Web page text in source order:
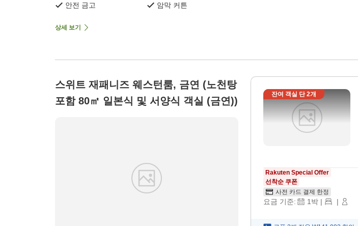
안전 금고
암막 커튼
상세 보기
스위트 재패니즈 웨스턴룸, 금연 (노천탕
포함 80㎡ 일본식 및 서양식 객실 (금연))
잔여 객실 단2개
Rakuten Special Offer
선착순 쿠폰
사전 카드 결제 한정
요금 기준: 1 박 | |